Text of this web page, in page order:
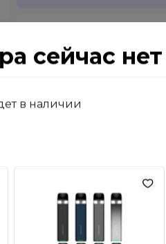
сейчас
в наличии